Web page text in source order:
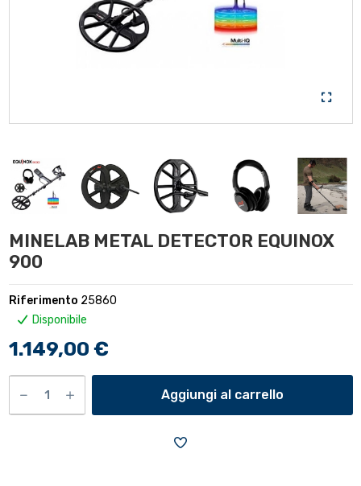
MINELAB METAL DETECTOR EQUINOX
900
Riferimento 25860
Disponibile
1.149,00 €
Aggiungi al carrello